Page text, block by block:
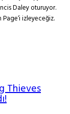
Daley oturuyor.
izleyeceğiz.
Thieves